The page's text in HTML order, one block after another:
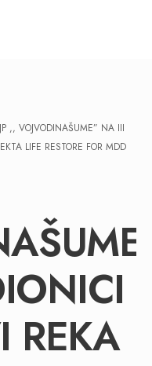
JP ,, VOJVODINAŠUME” NA III
LIFE RESTORE FOR MDD
REKA